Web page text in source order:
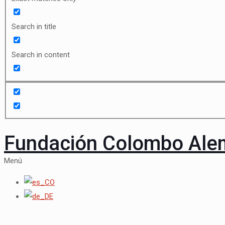
Search in title
Search in content
Fundación Colombo
Menú